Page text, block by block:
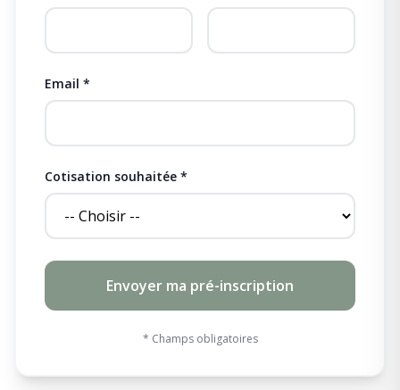
Email *
Cotisation souhaitée *
Envoyer ma pré-inscription
* Champs obligatoires